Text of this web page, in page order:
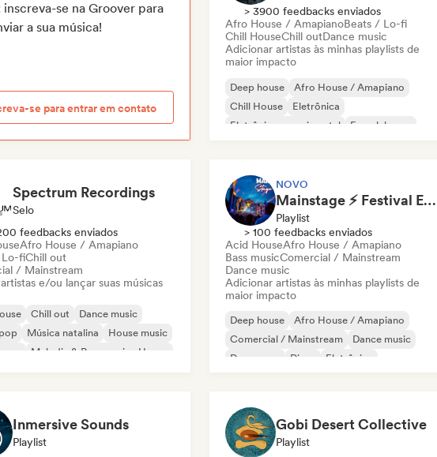
inscreva-se na Groover para
a sua música!
se para entrar em contato
> 3900 feedbacks enviados
Afro House / AmapianoBeats / Lo-fi
Chill HouseChill outDance music
Adicionar artistas às minhas playlists de
maior impacto
Deep house
Afro House / Amapiano
Chill House
Eletrônica
Eletrônica experimental
French house
Spectrum Recordings
Selo
feedbacks enviados
Afro House / Amapiano
Lo-fiChill out
/ Mainstream
e/ou lançar suas músicas
Chill out
Dance music
Música natalina
House music
Melodic & Progressive House
NOVO
Mainstage ⚡ Festival EDM, Big Room & House Anthems
Playlist
> 100 feedbacks enviados
Acid HouseAfro House / Amapiano
Bass musicComercial / Mainstream
Dance music
Adicionar artistas às minhas playlists de
maior impacto
Deep house
Afro House / Amapiano
Comercial / Mainstream
Dance music
Dance pop
Disco
Eletrônica
Inmersive Sounds
Playlist
Gobi Desert Collective
Playlist